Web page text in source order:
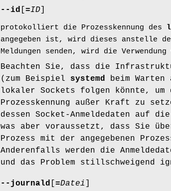
--id =ID
protokolliert die Prozesskennung des
angegeben ist, wird dieses anstelle
Meldungen senden, wird die Verwendung
Beachten Sie, dass die
(zum Beispiel systemd beim Warten
lokaler Sockets folgen könnte, um
Prozesskennung außer Kraft zu
dessen Socket-Anmeldedaten auf die
was aber voraussetzt, dass Sie
Prozess mit der angegebenen
Anderenfalls werden die
und das Problem stillschweigend
--journald =Datei